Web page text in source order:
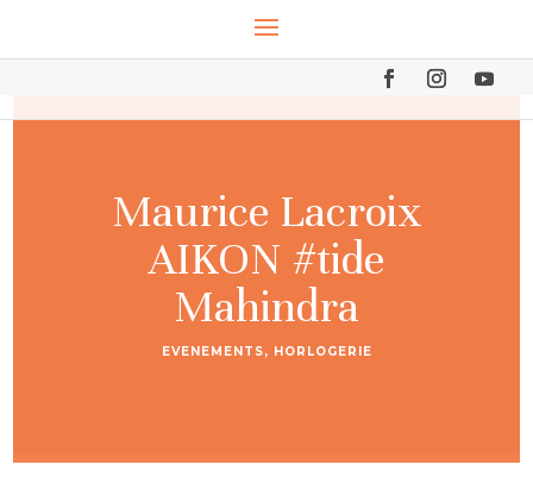
Maurice Lacroix
AIKON #tide
Mahindra
EVENEMENTS, HORLOGERIE